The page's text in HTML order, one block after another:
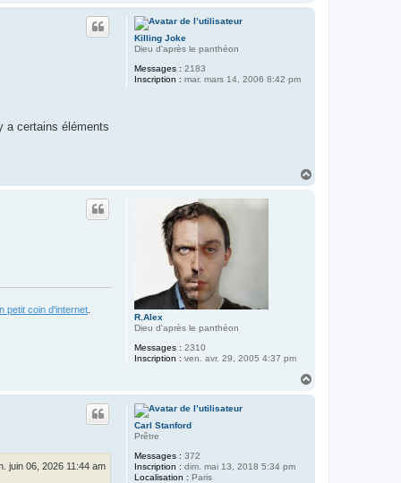
Killing Joke
Dieu d'après le panthéon
Messages : 2183
Inscription : mar. mars 14, 2006 8:42 pm
a certains éléments
R.Alex
Dieu d'après le panthéon
Messages : 2310
Inscription : ven. avr. 29, 2005 4:37 pm
petit coin d'internet
Carl Stanford
Prêtre
Messages : 372
Inscription : dim. mai 13, 2018 5:34 pm
Localisation : Paris
juin 06, 2026 11:44 am